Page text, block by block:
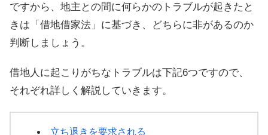
ですから、地主との間に何らかのトラブルが起きたと
きは「借地借家法」に基づき、どちらに非があるのか
判断しましょう。
借地人に起こりがちなトラブルは下記6つですので、
それぞれ詳しく解説していきます。
立ち退きを要求される